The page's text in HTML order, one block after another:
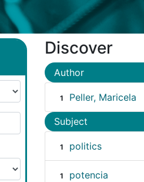
Discover
Author
1 Peller, Maricela
Subject
1 politics
1 potencia